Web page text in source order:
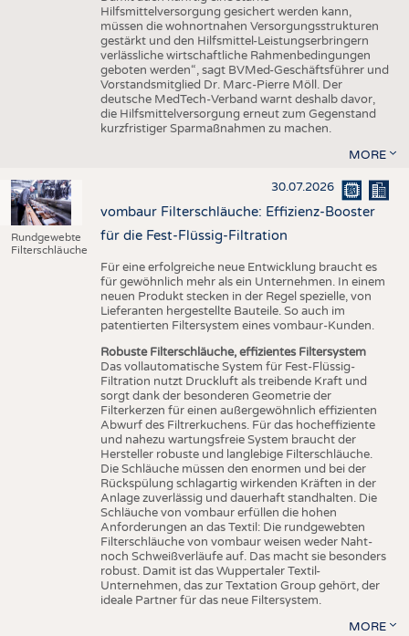
Hilfsmittelversorgung gesichert werden kann,
müssen die wohnortnahen Versorgungsstrukturen
gestärkt und den Hilfsmittel-Leistungserbringern
verlässliche wirtschaftliche Rahmenbedingungen
geboten werden“, sagt BVMed-Geschäftsführer und
Vorstandsmitglied Dr. Marc-Pierre Möll. Der
deutsche MedTech-Verband warnt deshalb davor,
die Hilfsmittelversorgung erneut zum Gegenstand
kurzfristiger Sparmaßnahmen zu machen.
MORE
Rundgewebte
Filterschläuche
30.07.2026
vombaur Filterschläuche: Effizienz-Booster
für die Fest-Flüssig-Filtration
Für eine erfolgreiche neue Entwicklung braucht es
für gewöhnlich mehr als ein Unternehmen. In einem
neuen Produkt stecken in der Regel spezielle, von
Lieferanten hergestellte Bauteile. So auch im
patentierten Filtersystem eines vombaur-Kunden.
Robuste Filterschläuche, effizientes Filtersystem
Das vollautomatische System für Fest-Flüssig-
Filtration nutzt Druckluft als treibende Kraft und
sorgt dank der besonderen Geometrie der
Filterkerzen für einen außergewöhnlich effizienten
Abwurf des Filtrerkuchens. Für das hocheffiziente
und nahezu wartungsfreie System braucht der
Hersteller robuste und langlebige Filterschläuche.
Die Schläuche müssen den enormen und bei der
Rückspülung schlagartig wirkenden Kräften in der
Anlage zuverlässig und dauerhaft standhalten. Die
Schläuche von vombaur erfüllen die hohen
Anforderungen an das Textil: Die rundgewebten
Filterschläuche von vombaur weisen weder Naht-
noch Schweißverläufe auf. Das macht sie besonders
robust. Damit ist das Wuppertaler Textil-
Unternehmen, das zur Textation Group gehört, der
ideale Partner für das neue Filtersystem.
MORE